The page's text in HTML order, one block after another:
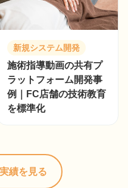
新規システム開発
施術指導動画の共有プ
ラットフォーム開発事
例｜FC店舗の技術教育
を標準化
績を見る